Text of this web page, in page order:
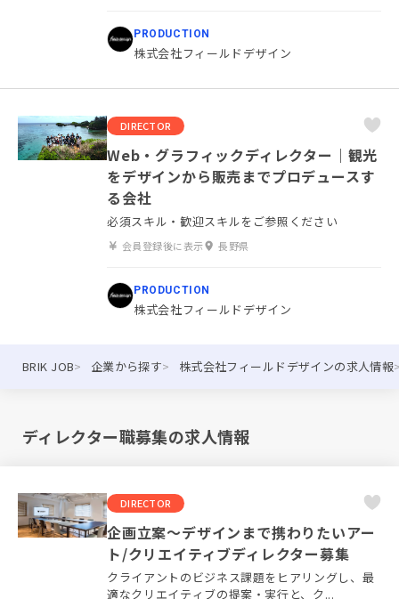
PRODUCTION
株式会社フィールドデザイン
DIRECTOR
Web・グラフィックディレクター｜観光
をデザインから販売までプロデュースす
る会社
必須スキル・歓迎スキルをご参照ください
会員登録後に表示 長野県
PRODUCTION
株式会社フィールドデザイン
BRIK JOB 企業から探す 株式会社フィールドデザインの求人情報
ディレクター職募集の求人情報
DIRECTOR
企画立案～デザインまで携わりたいアー
ト/クリエイティブディレクター募集
クライアントのビジネス課題をヒアリングし、最
適なクリエイティブの提案・実行と、ク...